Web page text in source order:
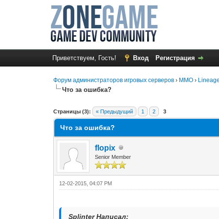
Приветствуем, Гость! Вход Регистрация
Форум администраторов игровых серверов › MMO ›
Что за ошибка?
Страницы (3): « Предыдущий 1 2 3
1 Голос(ов) - 1 в среднем
1
2
3
4
5
Что за ошибка?
flopix
Senior Member
12-02-2015, 04:07 PM
Splinter Написал: